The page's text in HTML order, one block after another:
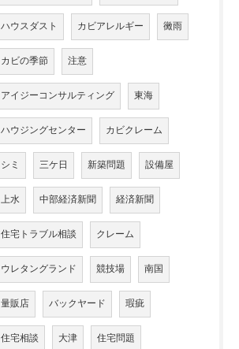
ハウスダスト カビアレルギー 黴雨
カビの季節 注意
アイジーコンサルティング 東海
ハウジングセンター カビクレーム
シミ 三ケ日 新築問題 設備屋
上水 中部経済新聞 経済新聞
住宅トラブル相談 クレーム
ウレタングランド 競技場 南国
量販店 バックヤード 瑕疵
住宅相談 大津 住宅問題